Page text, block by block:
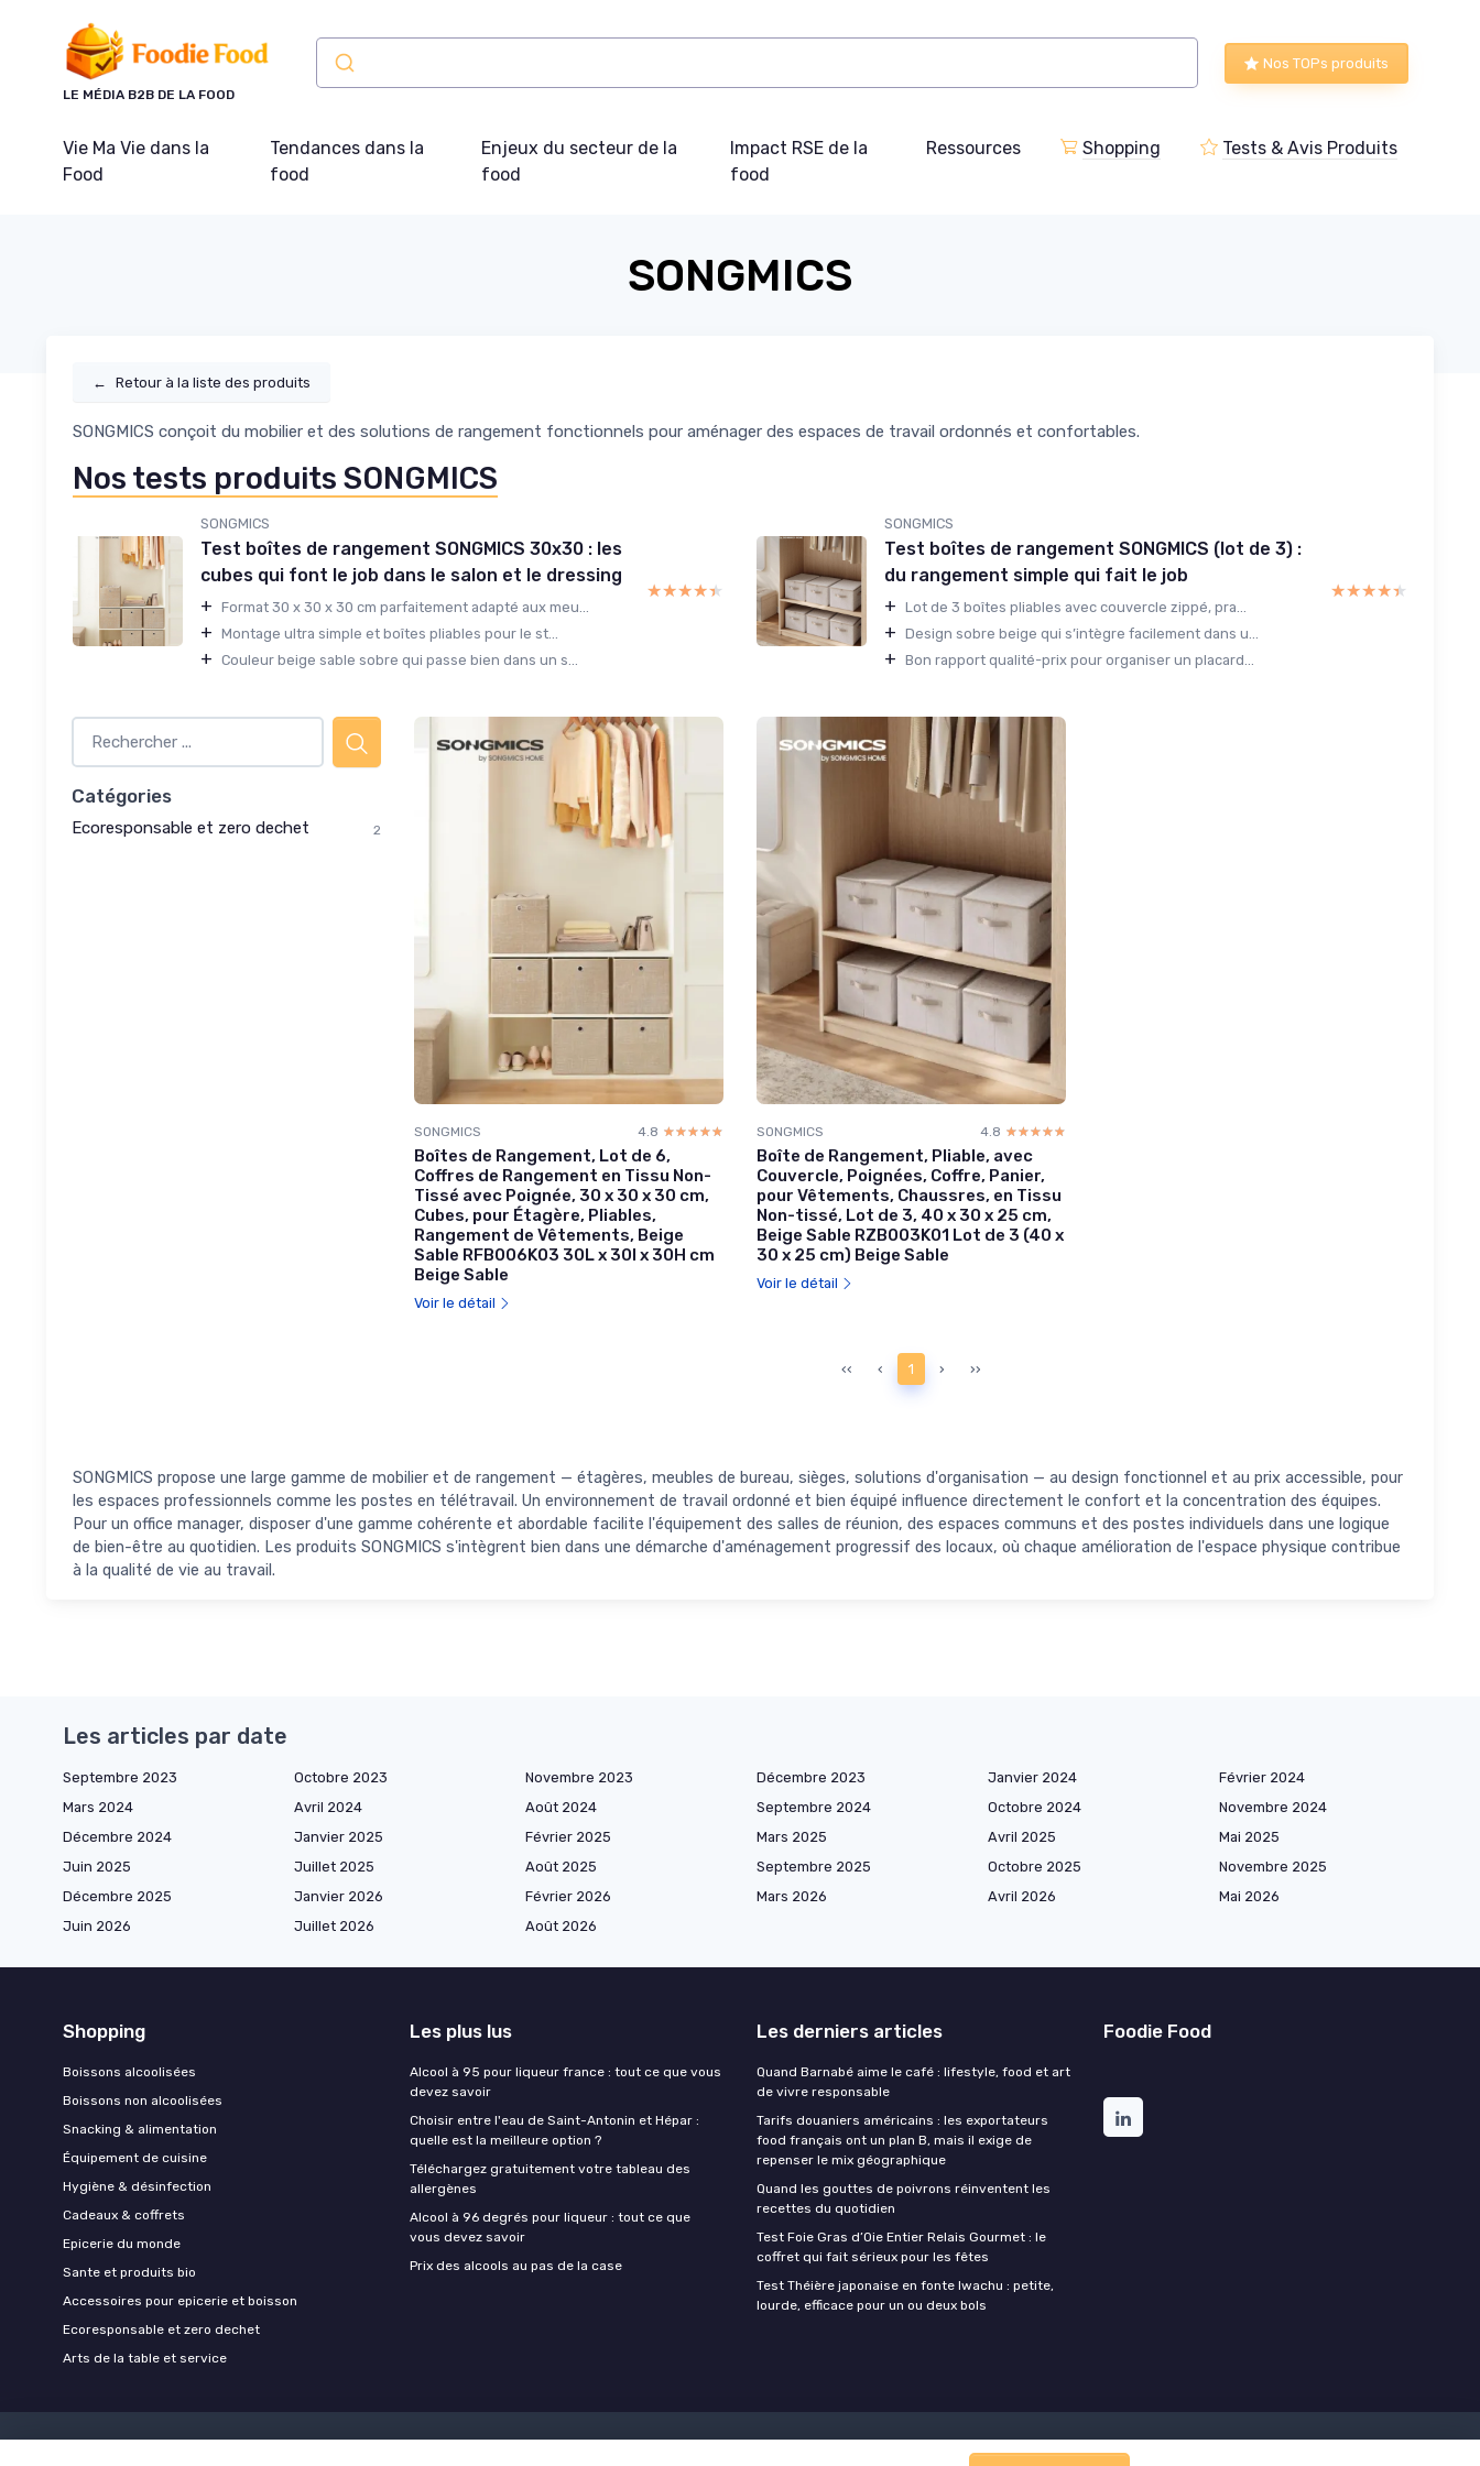
LE MÉDIA B2B DE LA FOOD
Nos TOPs produits
Vie Ma Vie dans la
Food
Tendances dans la
food
Enjeux du secteur de la
food
Impact RSE de la
food
Ressources Shopping Tests & Avis Produits
SONGMICS
← Retour à la liste des produits
SONGMICS conçoit du mobilier et des solutions de rangement fonctionnels pour aménager des espaces de travail ordonnés et confortables.
Nos tests produits SONGMICS
SONGMICS
Test boîtes de rangement SONGMICS 30x30 : les
cubes qui font le job dans le salon et le dressing
+ Format 30 x 30 x 30 cm parfaitement adapté aux meu...
+ Montage ultra simple et boîtes pliables pour le st...
+ Couleur beige sable sobre qui passe bien dans un s...
★★★★★
★★★★★
SONGMICS
Test boîtes de rangement SONGMICS (lot de 3) :
du rangement simple qui fait le job
+ Lot de 3 boîtes pliables avec couvercle zippé, pra...
+ Design sobre beige qui s’intègre facilement dans u...
+ Bon rapport qualité-prix pour organiser un placard...
★★★★★
★★★★★
Catégories
Ecoresponsable et zero dechet 2
SONGMICS 4.8 ☆☆☆☆☆
★★★★★
Boîtes de Rangement, Lot de 6,
Coffres de Rangement en Tissu Non-
Tissé avec Poignée, 30 x 30 x 30 cm,
Cubes, pour Étagère, Pliables,
Rangement de Vêtements, Beige
Sable RFB006K03 30L x 30l x 30H cm
Beige Sable
Voir le détail
SONGMICS 4.8 ☆☆☆☆☆
★★★★★
Boîte de Rangement, Pliable, avec
Couvercle, Poignées, Coffre, Panier,
pour Vêtements, Chaussres, en Tissu
Non-tissé, Lot de 3, 40 x 30 x 25 cm,
Beige Sable RZB003K01 Lot de 3 (40 x
30 x 25 cm) Beige Sable
Voir le détail
‹‹ ‹ 1 › ››
SONGMICS propose une large gamme de mobilier et de rangement — étagères, meubles de bureau, sièges, solutions d'organisation — au design fonctionnel et au prix accessible, pour
les espaces professionnels comme les postes en télétravail. Un environnement de travail ordonné et bien équipé influence directement le confort et la concentration des équipes.
Pour un office manager, disposer d'une gamme cohérente et abordable facilite l'équipement des salles de réunion, des espaces communs et des postes individuels dans une logique
de bien-être au quotidien. Les produits SONGMICS s'intègrent bien dans une démarche d'aménagement progressif des locaux, où chaque amélioration de l'espace physique contribue
à la qualité de vie au travail.
Les articles par date
Septembre 2023 Octobre 2023 Novembre 2023 Décembre 2023 Janvier 2024
Février 2024
Mars 2024
Avril 2024 Août 2024 Septembre 2024 Octobre 2024
Novembre 2024
Décembre 2024
Janvier 2025 Février 2025 Mars 2025 Avril 2025
Mai 2025
Juin 2025
Juillet 2025 Août 2025 Septembre 2025 Octobre 2025
Novembre 2025
Décembre 2025
Janvier 2026 Février 2026 Mars 2026 Avril 2026
Mai 2026
Juin 2026
Juillet 2026 Août 2026
Shopping
Boissons alcoolisées
Boissons non alcoolisées
Snacking & alimentation
Équipement de cuisine
Hygiène & désinfection
Cadeaux & coffrets
Epicerie du monde
Sante et produits bio
Accessoires pour epicerie et boisson
Ecoresponsable et zero dechet
Arts de la table et service
Les plus lus
Alcool à 95 pour liqueur france : tout ce que vous
devez savoir
Choisir entre l'eau de Saint-Antonin et Hépar :
quelle est la meilleure option ?
Téléchargez gratuitement votre tableau des
allergènes
Alcool à 96 degrés pour liqueur : tout ce que
vous devez savoir
Prix des alcools au pas de la case
Les derniers articles
Quand Barnabé aime le café : lifestyle, food et art
de vivre responsable
Tarifs douaniers américains : les exportateurs
food français ont un plan B, mais il exige de
repenser le mix géographique
Quand les gouttes de poivrons réinventent les
recettes du quotidien
Test Foie Gras d’Oie Entier Relais Gourmet : le
coffret qui fait sérieux pour les fêtes
Test Théière japonaise en fonte Iwachu : petite,
lourde, efficace pour un ou deux bols
Foodie Food